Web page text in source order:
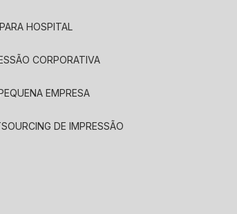
HOSPITAL
CORPORATIVA
EMPRESA
DE IMPRESSÃO